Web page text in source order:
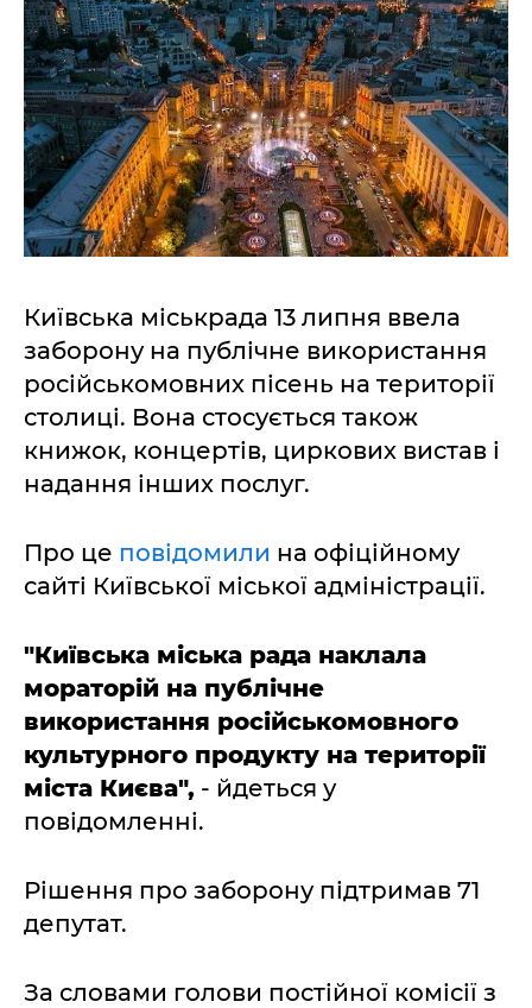
Київська міськрада 13 липня ввела
заборону на публічне використання
російськомовних пісень на території
столиці. Вона стосується також
книжок, концертів, циркових вистав і
надання інших послуг.
Про це повідомили на офіційному
сайті Київської міської адміністрації.
"Київська міська рада наклала
мораторій на публічне
використання російськомовного
культурного продукту на території
міста Києва", - йдеться у
повідомленні.
Рішення про заборону підтримав 71
депутат.
За словами голови постійної комісії з